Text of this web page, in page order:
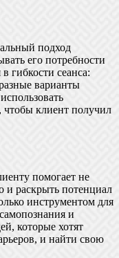
подход
его потребности
гибкости сеанса:
варианты
чтобы клиент получил
помогает не
и раскрыть потенциал
инструментом для
и
которые хотят
и найти свою